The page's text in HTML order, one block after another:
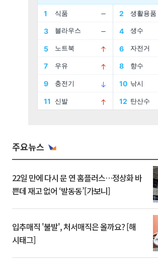
주요뉴스
22일 만에 다시 문 연 홈플러스…정상화 바
쁜데 재고 없어 ‘발동동’[가보니]
입추매직 '불발', 처서매직은 올까요? [해
시태그]